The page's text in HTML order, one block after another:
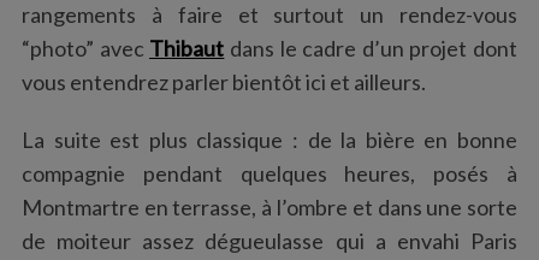
rangements à faire et surtout un rendez-vous
“photo” avec Thibaut dans le cadre d’un projet dont
vous entendrez parler bientôt ici et ailleurs.
La suite est plus classique : de la bière en bonne
compagnie pendant quelques heures, posés à
Montmartre en terrasse, à l’ombre et dans une sorte
de moiteur assez dégueulasse qui a envahi Paris